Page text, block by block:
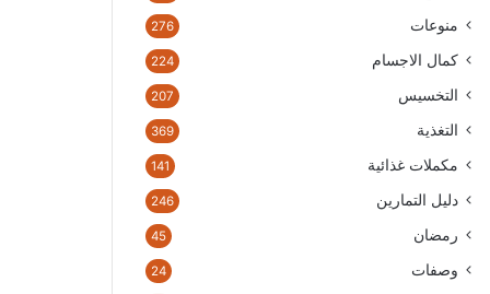
منوعات 276
كمال الاجسام 224
التخسيس 207
التغذية 369
مكملات غذائية 141
دليل التمارين 246
رمضان 45
وصفات 24